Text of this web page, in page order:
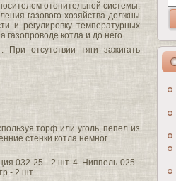
отопительной системы,
газового хозяйства должны
и регулировку температурных
газопроводе котла и до него.
отсутствии тяги зажигать
торф или уголь, пепел из
стенки котла немног ...
032-25 - 2 шт. 4. Ниппель 025 -
- 2 шт ...